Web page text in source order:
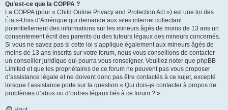
Qu’est-ce que la COPPA ?
La COPPA (pour « Child Online Privacy and Protection Act ») est une loi des
États-Unis d’Amérique qui demande aux sites internet collectant
potentiellement des informations sur les mineurs âgés de moins de 13 ans un
consentement écrit des parents ou des tuteurs légaux des mineurs concernés.
Si vous ne savez pas si cette loi s’applique également aux mineurs âgés de
moins de 13 ans inscrits sur votre forum, nous vous conseillons de contacter
un conseiller juridique qui pourra vous renseigner. Veuillez noter que phpBB
Limited et que les propriétaires de ce forum ne peuvent pas vous proposer
d’assistance légale et ne doivent donc pas être contactés à ce sujet, excepté
lorsque l’assistance porte sur la question « Qui dois-je contacter à propos de
problèmes d’abus ou d’ordres légaux liés à ce forum ? ».